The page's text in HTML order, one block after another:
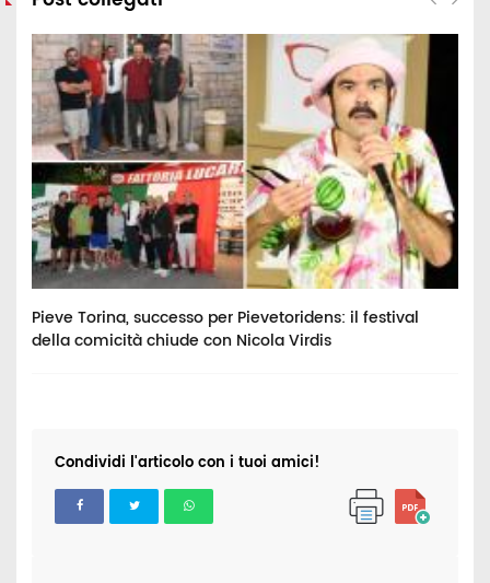
Pieve Torina, successo per Pievetoridens: il festival
della comicità chiude con Nicola Virdis
Condividi l'articolo con i tuoi amici!